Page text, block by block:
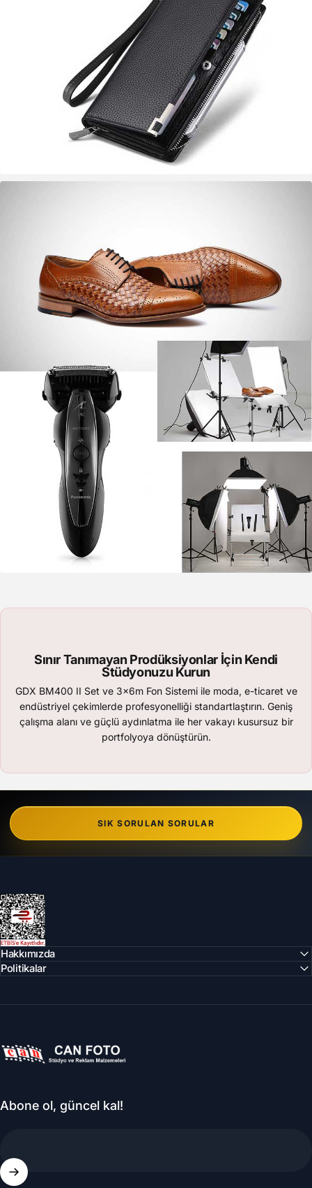
Sınır Tanımayan Prodüksiyonlar İçin Kendi
Stüdyonuzu Kurun
GDX BM400 II Set ve 3x6m Fon Sistemi ile moda, e-ticaret ve
endüstriyel çekimlerde profesyonelliği standartlaştırın. Geniş
çalışma alanı ve güçlü aydınlatma ile her vakayı kusursuz bir
portfolyoya dönüştürün.
SIK SORULAN SORULAR
Can Foto Stüdyo ve Reklam Malzemeleri
Hakkımızda
Politikalar
Can Foto Stüdyo ve Reklam Malzemeleri
Abone ol, güncel kal!